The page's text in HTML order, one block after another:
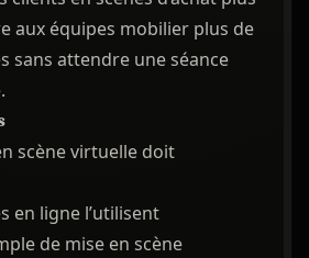
aux équipes mobilier plus de
sans attendre une séance
scène virtuelle doit
en ligne l’utilisent
de mise en scène